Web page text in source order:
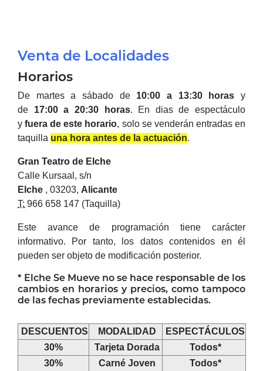
Venta de Localidades
Horarios
De martes a sábado de 10:00 a 13:30 horas y
de 17:00 a 20:30 horas.
En dias de espectáculo
yfuera de este horario, solo se venderán entradas en
taquilla una hora antes de la actuación.
Gran Teatro de Elche
Calle Kursaal, s/n
Elche , 03203, Alicante
T: 966 658 147 (Taquilla)
Este avance de programación tiene carácter
informativo. Por tanto, los datos contenidos en él
pueden ser objeto de modificación posterior.
* Elche Se Mueve no se hace responsable de los
cambios en horarios y precios, como tampoco
de las fechas previamente establecidas.
DESCUENTOS MODALIDAD
ESPECTÁCULOS
30%
Tarjeta Dorada
Todos*
30%
Carné Joven Todos*